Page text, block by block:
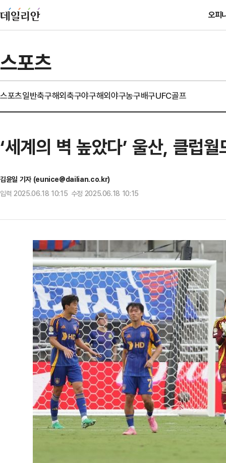
오피
스포츠
스포츠일반축구해외축구야구해외야구농구배구UFC골프
‘세계의 벽 높았다’ 울산, 클럽
김윤일 기자 (eunice@dailian.co.kr)
입력 2025.06.18 10:15 수정 2025.06.18 10:15